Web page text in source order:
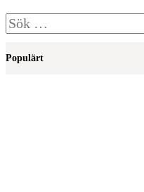
Sök
efter:
Populärt